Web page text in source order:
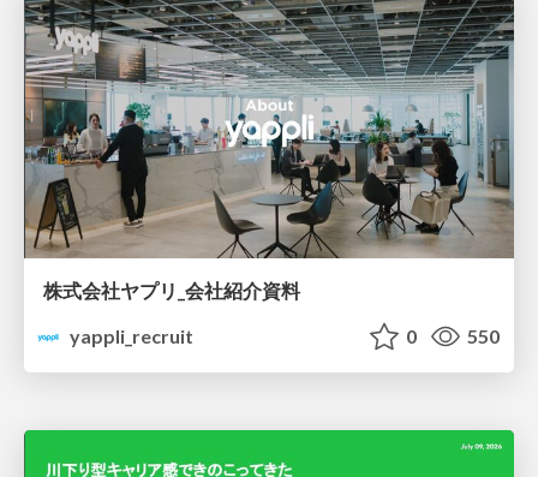
株式会社ヤプリ_会社紹介資料
yappli_recruit
0 550